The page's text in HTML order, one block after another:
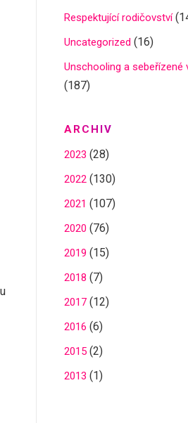
Respektující rodičovství
Uncategorized (16)
Unschooling a sebeřízené
(187)
ARCHIV
2023 (28)
2022 (130)
2021 (107)
2020 (76)
2019 (15)
2018 (7)
2017 (12)
2016 (6)
2015 (2)
2013 (1)